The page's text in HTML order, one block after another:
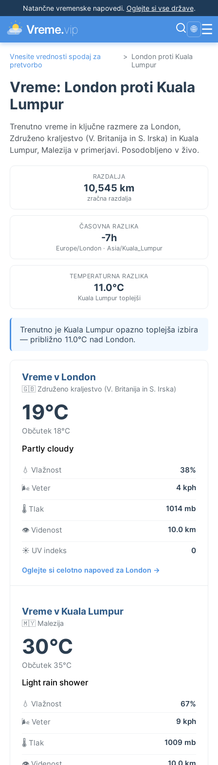
Natančne vremenske napovedi. Oglejte si vse države.
Vreme.vip 🌐 ☰
Vnesite vrednosti spodaj za
pretvorbo
> London proti Kuala
Lumpur
Vreme: London proti Kuala
Lumpur
Trenutno vreme in ključne razmere za London,
Združeno kraljestvo (V. Britanija in S. Irska) in Kuala
Lumpur, Malezija v primerjavi. Posodobljeno v živo.
RAZDALJA
10,545 km
zračna razdalja
ČASOVNA RAZLIKA
-7h
Europe/London · Asia/Kuala_Lumpur
TEMPERATURNA RAZLIKA
11.0°C
Kuala Lumpur toplejši
Trenutno je Kuala Lumpur opazno toplejša izbira
— približno 11.0°C nad London.
Vreme v London
🇬🇧 Združeno kraljestvo (V. Britanija in S. Irska)
19°C
Občutek 18°C
Partly cloudy
💧 Vlažnost
38%
🌬️ Veter
4 kph
🌡️ Tlak 1014 mb
👁️ Videnost 10.0 km
☀️ UV indeks 0
Oglejte si celotno napoved za London →
Vreme v Kuala Lumpur
🇲🇾 Malezija
30°C
Občutek 35°C
Light rain shower
💧 Vlažnost
67%
🌬️ Veter
9 kph
🌡️ Tlak 1009 mb